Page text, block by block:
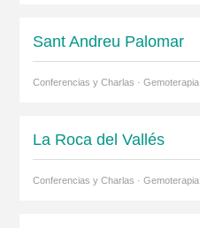
Sant Andreu Palomar
Conferencias y Charlas · Gemoterapia
La Roca del Vallés
Conferencias y Charlas · Gemoterapia